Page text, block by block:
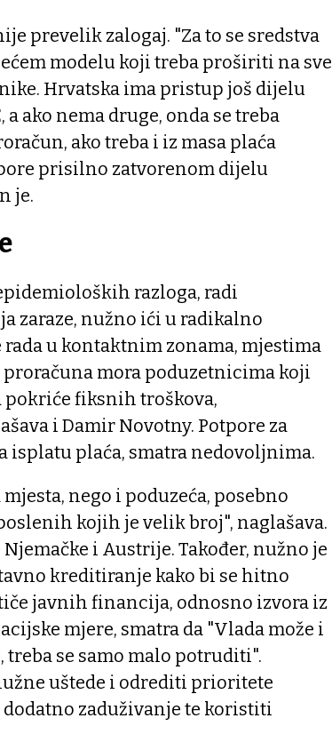
prevelik zalogaj. "Za to se sredstva
modelu koji treba proširiti na sve
Hrvatska ima pristup još dijelu
a ako nema druge, onda se treba
ako treba i iz masa plaća
prisilno zatvorenom dijelu
je.
razloga, radi
zaraze, nužno ići u radikalno
u kontaktnim zonama, mjestima
proračuna mora poduzetnicima koji
pokriće fiksnih troškova,
i Damir Novotny. Potpore za
isplatu plaća, smatra nedovoljnima.
nego i poduzeća, posebno
kojih je velik broj", naglašava.
i Austrije. Također, nužno je
kreditiranje kako bi se hitno
javnih financija, odnosno izvora iz
mjere, smatra da "Vlada može i
se samo malo potruditi".
uštede i odrediti prioritete
dodatno zaduživanje te koristiti